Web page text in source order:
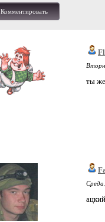
Комментировать
ты